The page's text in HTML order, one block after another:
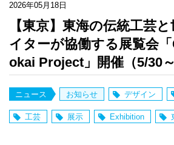
2026年05月18日
【東京】東海の伝統工芸
イターが協働する展覧会
okai Project」開催（5/30～
ニュース お知らせ デザイン
工芸 展示 Exhibition